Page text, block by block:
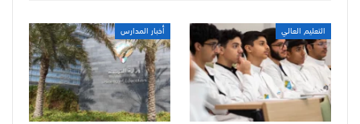
التعليم العالي أخبار المدارس